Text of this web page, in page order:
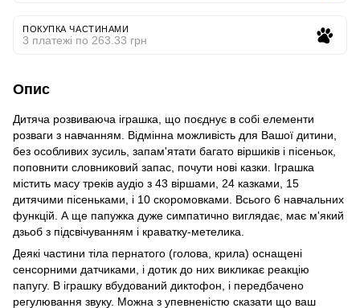
ПОКУПКА ЧАСТИНАМИ
3 платежі по 263.33 грн
Опис
Дитяча розвиваюча іграшка, що поєднує в собі елементи
розваги з навчанням. Відмінна можливість для Вашої дитини,
без особливих зусиль, запам'ятати багато віршиків і пісеньок,
поповнити словниковий запас, почути нові казки. Іграшка
містить масу треків аудіо з 43 віршами, 24 казками, 15
дитячими пісеньками, і 10 скоромовками. Всього 6 навчальних
функцій. А ще папужка дуже симпатично виглядає, має м'який
дзьоб з підсвічуванням і краватку-метелика.
Деякі частини тіла пернатого (голова, крила) оснащені
сенсорними датчиками, і дотик до них викликає реакцію
папугу. В іграшку вбудований диктофон, і передбачено
регулювання звуку. Можна з упевненістю сказати що ваш